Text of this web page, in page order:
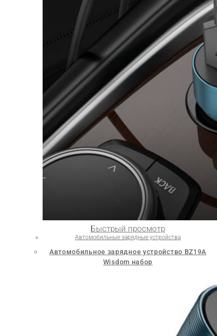
Быстрый просмотр
Автомобильные зарядные устройства
Автомобильное зарядное устройство BZ19A
Wisdom набор